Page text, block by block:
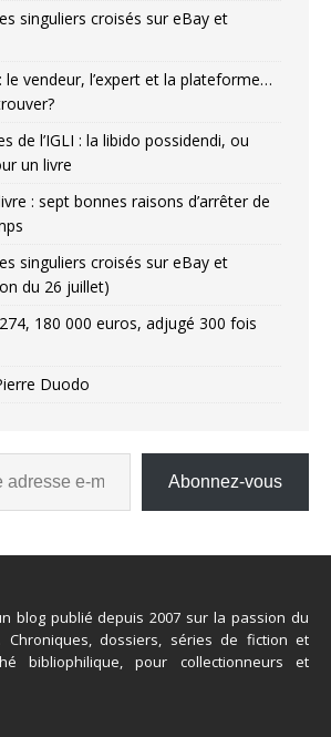
singuliers croisés sur eBay et
le vendeur, l’expert et la plateforme…
de l’IGLI : la libido possidendi, ou
un livre
: sept bonnes raisons d’arrêter de
singuliers croisés sur eBay et
du 26 juillet)
180 000 euros, adjugé 300 fois
Duodo
Abonnez-vous
blog publié depuis 2007 sur la passion du
dossiers, séries de fiction et
bibliophilique, pour collectionneurs et